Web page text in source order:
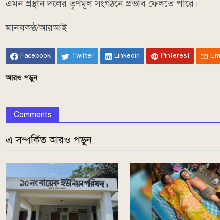
এমন প্রস্থান দলের তৃণমূল সংগঠনে প্রভাব ফেলতে পারে।
মানবকণ্ঠ/আরআই
Facebook Twitter Linkedin Pinterest
আরও পড়ুন
Comments
এ সম্পর্কিত আরও পড়ুন